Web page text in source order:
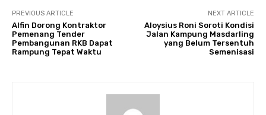
PREVIOUS ARTICLE
Alfin Dorong Kontraktor
Pemenang Tender
Pembangunan RKB Dapat
Rampung Tepat Waktu
NEXT ARTICLE
Aloysius Roni Soroti Kondisi
Jalan Kampung Masdarling
yang Belum Tersentuh
Semenisasi